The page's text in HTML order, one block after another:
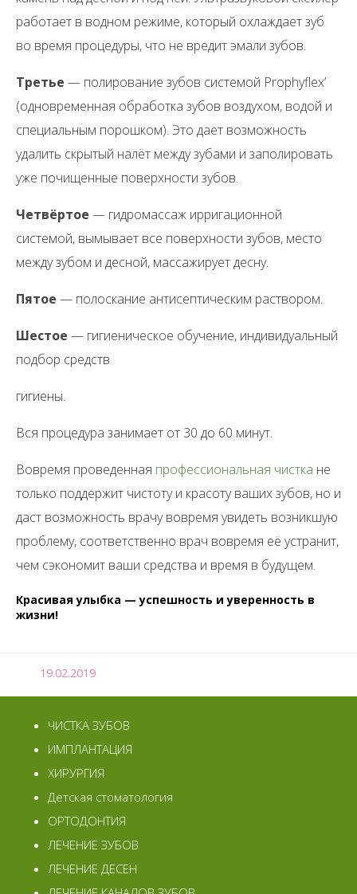
работает в водном режиме, который охлаждает зуб
во время процедуры, что не вредит эмали зубов.
Третье — полирование зубов системой Prophyflex’
(одновременная обработка зубов воздухом, водой и
специальным порошком). Это дает возможность
удалить скрытый налёт между зубами и заполировать
уже почищенные поверхности зубов.
Четвёртое — гидромассаж ирригационной
системой, вымывает все поверхности зубов, место
между зубом и десной, массажирует десну.
Пятое — полоскание антисептическим раствором.
Шестое — гигиеническое обучение, индивидуальный
подбор средств
гигиены.
Вся процедура занимает от 30 до 60 минут.
Вовремя проведенная профессиональная чистка не
только поддержит чистоту и красоту ваших зубов, но и
даст возможность врачу вовремя увидеть возникшую
проблему, соответственно врач вовремя её устранит,
чем сэкономит ваши средства и время в будущем.
Красивая улыбка — успешность и уверенность в
жизни!
19.02.2019
ЧИСТКА ЗУБОВ
ИМПЛАНТАЦИЯ
ХИРУРГИЯ
Детская стоматология
ОРТОДОНТИЯ
ЛЕЧЕНИЕ ЗУБОВ
ЛЕЧЕНИЕ ДЕСЕН